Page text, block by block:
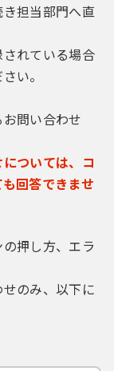
担当部門へ直
れている場合
い。
問い合わせ
ついては、コ
回答できませ
押し方、エラ
のみ、以下に